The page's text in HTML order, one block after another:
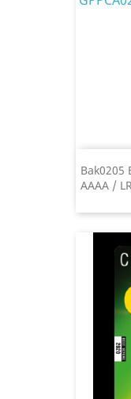
Bak0205
AAAA /